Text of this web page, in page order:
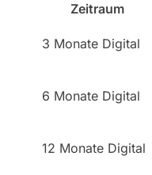
Zeitraum
3 Monate Digital
6 Monate Digital
12 Monate Digital